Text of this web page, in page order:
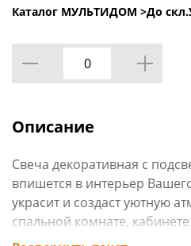
Каталог МУЛЬТИДОМ >До
Описание
Свеча декоративная с
впишется в интерьер
украсит и создаст уютную
спальной комнате,
поставить на стол,